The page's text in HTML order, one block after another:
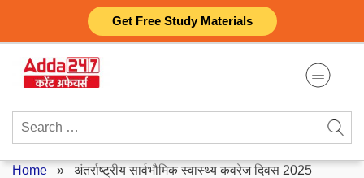
Get Free Study Materials
content
Search
Home » अंतर्राष्ट्रीय सार्वभौमिक स्वास्थ्य कवरेज दिवस 2025